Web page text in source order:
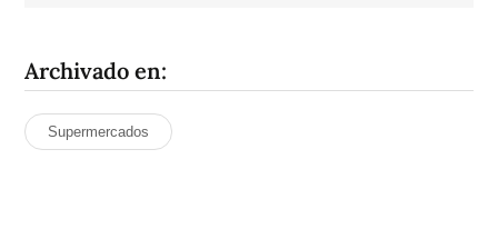
Archivado en:
Supermercados